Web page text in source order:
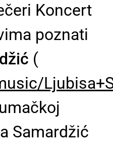
Koncert
poznati
(
Samardžić